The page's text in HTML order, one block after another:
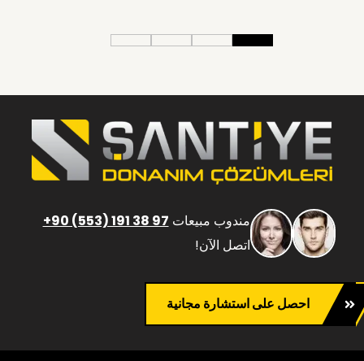
مندوب مبيعات +90 (553) 191 38 97
اتصل الآن!
احصل على استشارة مجانية